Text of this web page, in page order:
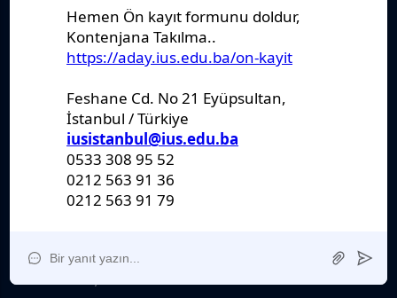
Formlar
Kayıt Kabul
Denklik
Ders Katalogları
Kurumsal